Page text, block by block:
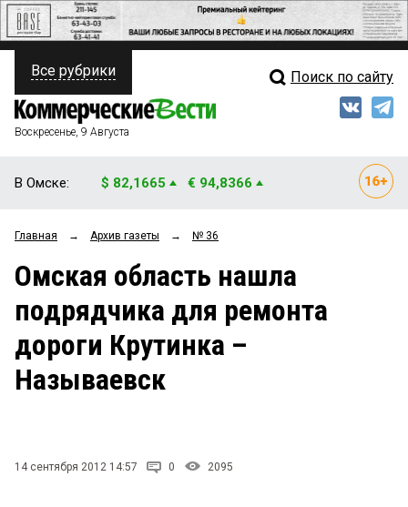
ПОЛИТИКА
ФИНАНСЫ
ОБЩЕСТВО
ЗАКОН
НОВОСТИ КОМПАНИЙ
Свежий выпуск
Рейтинги
Блоги
Все рубрики Поиск по сайту
Воскресенье, 9 Августа
В Омске: $ 82,1665 € 94,8366
Главная → Архив газеты → № 36
Омская область нашла
подрядчика для ремонта
дороги Крутинка –
Называевск
14 сентября 2012 14:57 0 2095